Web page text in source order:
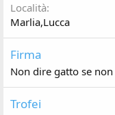
Località
Marlia,Lucca
Firma
Non dire gatto se non
Trofei